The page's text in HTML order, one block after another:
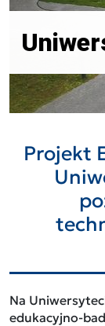
Projekt
Na
edukacyjno-